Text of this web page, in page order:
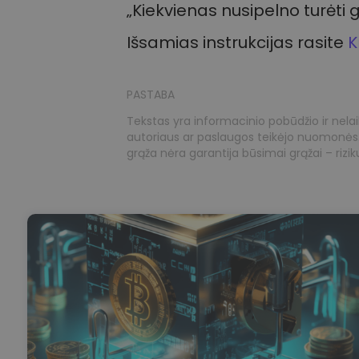
„Kiekvienas nusipelno turėti
Išsamias instrukcijas rasite
PASTABA
Tekstas yra informacinio pobūdžio ir
autoriaus ar paslaugos teikėjo
grąža nėra garantija būsimai grąžai –